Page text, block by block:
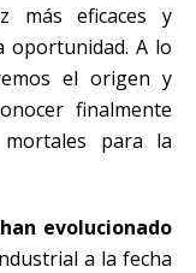
más eficaces y
oportunidad. A lo
el origen y
finalmente
para la
evolucionado
a la fecha